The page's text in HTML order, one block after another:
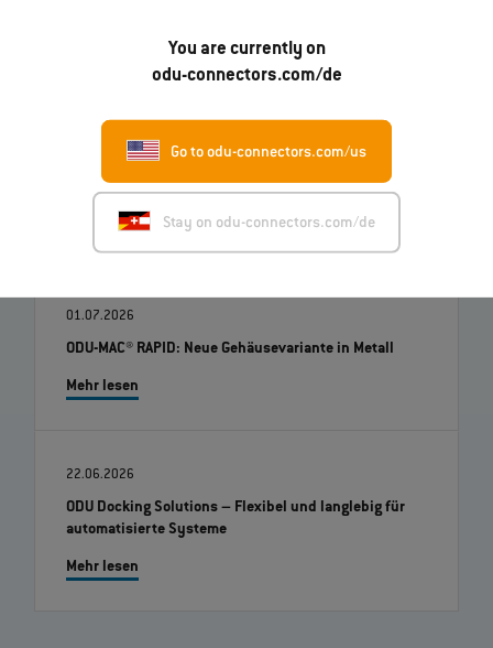
You are currently on
odu-connectors.com/de
Go to odu-connectors.com/us
Stay on odu-connectors.com/de
Bildmaterial (ZIP)
01.07.2026
ODU-MAC® RAPID: Neue Gehäusevariante in Metall
Mehr lesen
22.06.2026
ODU Docking Solutions – Flexibel und langlebig für
automatisierte Systeme
Mehr lesen